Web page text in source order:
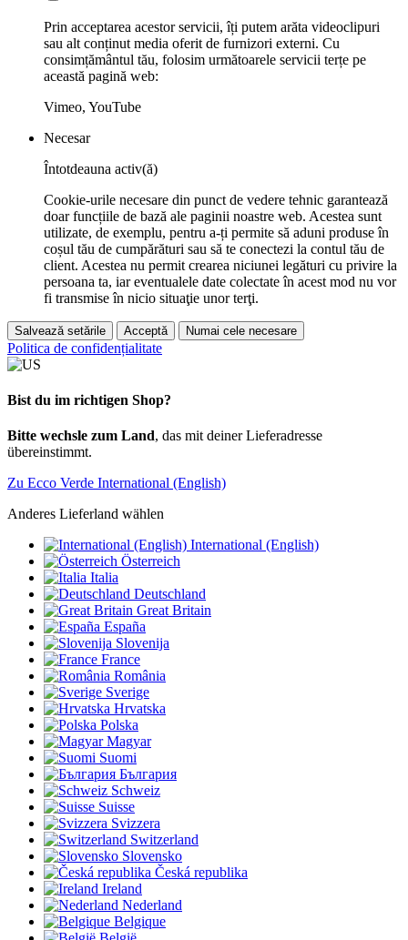
Prin acceptarea acestor servicii, îți putem arăta videoclipuri
sau alt conținut media oferit de furnizori externi. Cu
consimțământul tău, folosim următoarele servicii terțe pe
această pagină web:
Vimeo, YouTube
Necesar
Întotdeauna activ(ă)
Cookie-urile necesare din punct de vedere tehnic garantează
doar funcțiile de bază ale paginii noastre web. Acestea sunt
utilizate, de exemplu, pentru a-ți permite să aduni produse în
coșul tău de cumpărături sau să te conectezi la contul tău de
client. Acestea nu permit crearea niciunei legături cu privire la
persoana ta, iar eventualele date colectate în acest mod nu vor
fi transmise în nicio situaţie unor terţi.
Salvează setările Acceptă Numai cele necesare
Politica de confidențialitate
Bist du im richtigen Shop?
Bitte wechsle zum Land, das mit deiner Lieferadresse
übereinstimmt.
Zu Ecco Verde International (English)
Anderes Lieferland wählen
International (English)
Österreich
Italia
Deutschland
Great Britain
España
Slovenija
France
România
Sverige
Hrvatska
Polska
Magyar
Suomi
България
Schweiz
Suisse
Svizzera
Switzerland
Slovensko
Česká republika
Ireland
Nederland
Belgique